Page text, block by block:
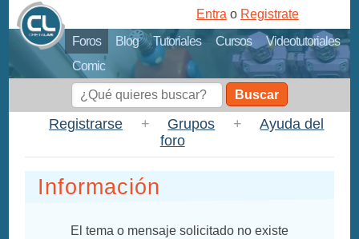
Foros Blog Tutoriales Cursos
Videotutoriales
Comic
Entra o Registrate
Buscar
Registrarse + Grupos +
Ayuda del
foro
Información
El tema o mensaje solicitado no existe